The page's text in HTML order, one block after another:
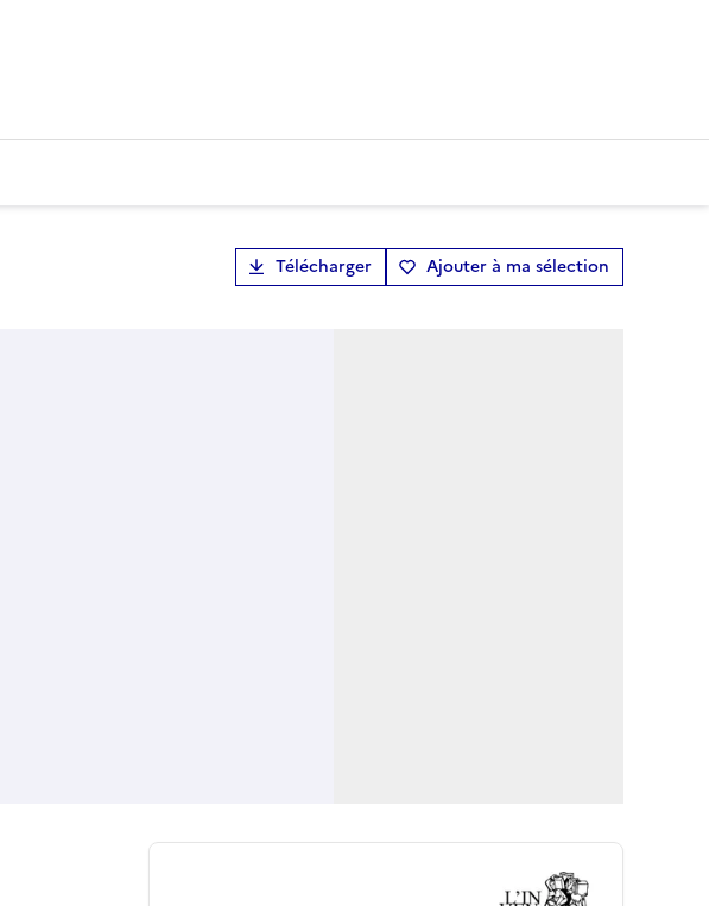
Télécharger Ajouter à ma sélection